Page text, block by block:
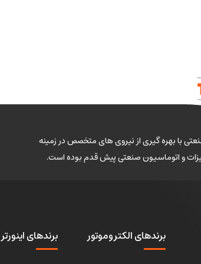
با بهره گیری از نیروی های متخصص در زمینه
و اتوماسیون صنعتی پیش قدم بوده است.
برندهای الکتروموتور برندهای اینورتر